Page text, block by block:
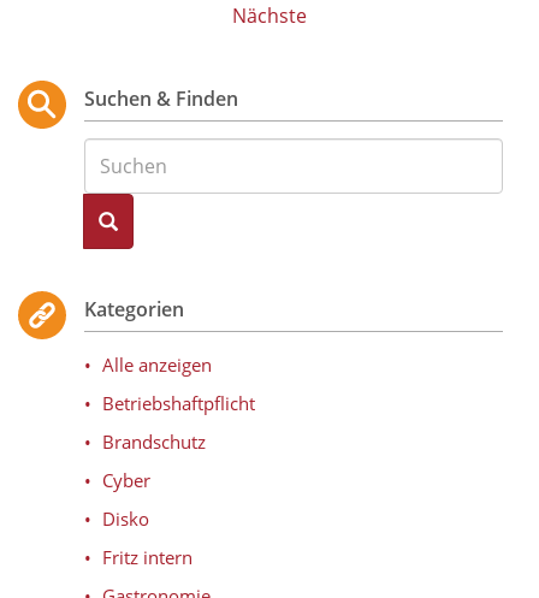
Nächste
Suchen & Finden
Suche
Kategorien
Alle anzeigen
Betriebshaftpflicht
Brandschutz
Cyber
Disko
Fritz intern